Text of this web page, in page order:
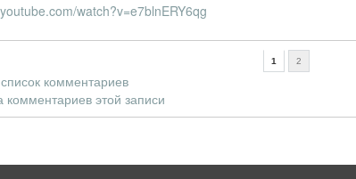
watch?v=e7blnERY6qg
1 2
комментариев
комментариев этой записи